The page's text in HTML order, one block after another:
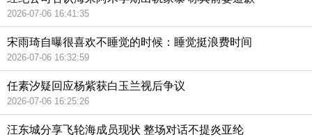
2026-07-06 16:41:35
宋雨琦自曝很喜欢不睡觉的时候：睡觉挺浪费时间
2026-07-06 16:32:59
任素汐疑回应杨紫获白玉兰视后争议
2026-07-06 16:25:26
汪东城分享飞轮海成员现状 整场对话不提炎亚纶